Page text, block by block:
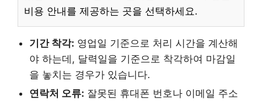
비용 안내를 제공하는 곳을 선택하세요.
기간 착각: 영업일 기준으로 처리 시간을 계산해
야 하는데, 달력일을 기준으로 착각하여 마감일
을 놓치는 경우가 있습니다.
연락처 오류: 잘못된 휴대폰 번호나 이메일 주소